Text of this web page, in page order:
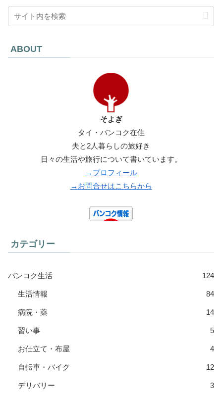
ABOUT
そよぎ
タイ・バンコク在住
夫と2人暮らしの旅好き
日々の生活や旅行について書いています。
→プロフィール
→お問合せはこちらから
カテゴリー
バンコク生活 124
生活情報 84
病院・薬 14
習い事 5
お仕立て・布屋 4
自転車・バイク 12
デリバリー 3